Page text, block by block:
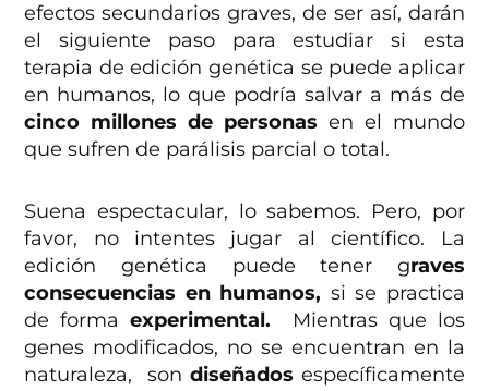
efectos secundarios graves, de ser así, darán
el siguiente paso para estudiar si esta
terapia de edición genética se puede aplicar
en humanos, lo que podría salvar a más de
cinco millones de personas en el mundo
que sufren de parálisis parcial o total.
Suena espectacular, lo sabemos. Pero, por
favor, no intentes jugar al científico. La
edición genética puede tener graves
consecuencias en humanos, si se practica
de forma experimental. Mientras que los
genes modificados, no se encuentran en la
naturaleza, son diseñados específicamente